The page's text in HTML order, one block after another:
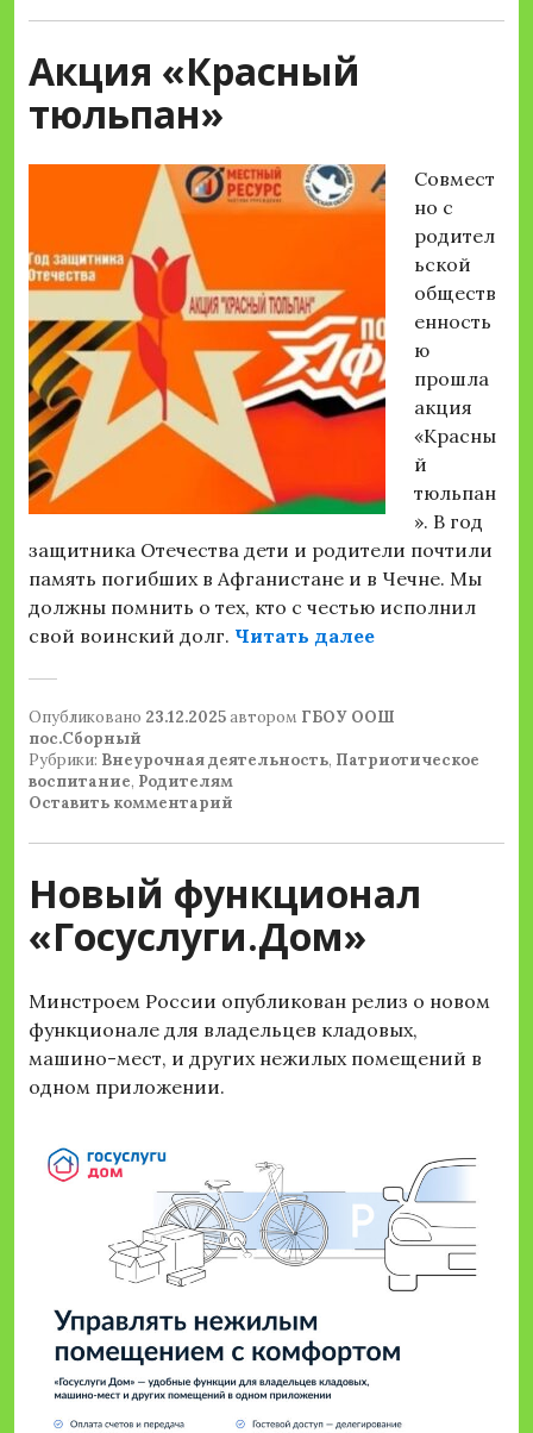
Акция «Красный
тюльпан»
Совмест
но с
родител
ьской
обществ
енность
ю
прошла
акция
«Красны
й
тюльпан
». В год
защитника Отечества дети и родители почтили
память погибших в Афганистане и в Чечне. Мы
должны помнить о тех, кто с честью исполнил
свой воинский долг. Читать далее«Акция
Опубликовано 23.12.2025автором ГБОУ ООШ
пос.Сборный
Рубрики: Внеурочная деятельность, Патриотическое
воспитание, Родителям
Оставить комментарий
Новый функционал
«Госуслуги.Дом»
Минстроем России опубликован релиз о новом
функционале для владельцев кладовых,
машино-мест, и других нежилых помещений в
одном приложении.